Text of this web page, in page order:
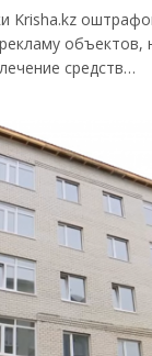
Krisha.kz
средств…